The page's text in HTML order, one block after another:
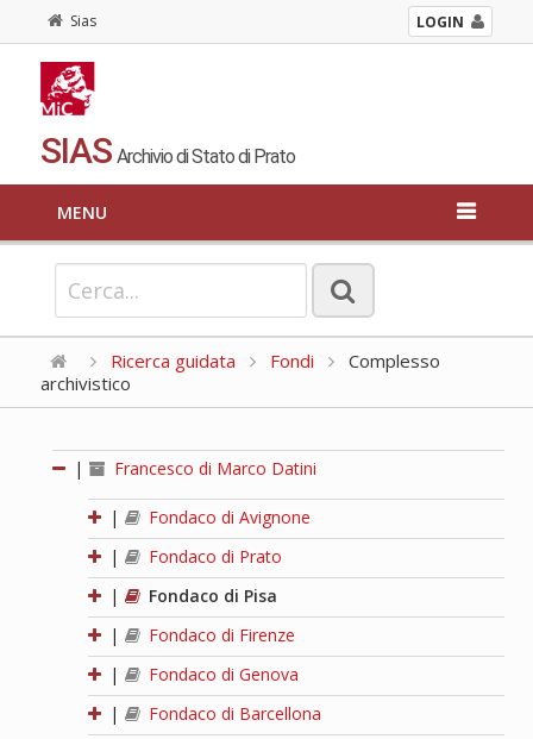
Sias LOGIN
SIAS Archivio di Stato di Prato
MENU
Ricerca guidata Fondi
Complesso
archivistico
| Francesco di Marco Datini
|
Fondaco di Avignone
|
Fondaco di Prato
|
Fondaco di Pisa
|
Fondaco di Firenze
|
Fondaco di Genova
|
Fondaco di Barcellona